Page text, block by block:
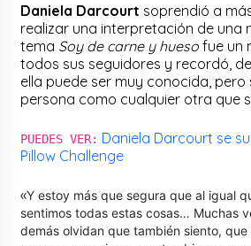
Daniela Darcourt soprendió a
realizar una interpretación de una
tema Soy de carne y hueso fue un
todos sus seguidores y recordó,
ella puede ser muy conocida, pero
persona como cualquier otra que
PUEDES VER: Daniela Darcourt se
Pillow Challenge
«Y estoy más que segura que al igual
sentimos todas estas cosas… Muchas
demás olvidan que también siento,